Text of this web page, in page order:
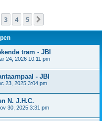
3 4 5
tram - JBI
24, 2026 10:11 pm
- JBI
23, 2025 3:04 pm
N. J.H.C.
30, 2025 3:31 pm